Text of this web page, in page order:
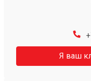
Я ваш